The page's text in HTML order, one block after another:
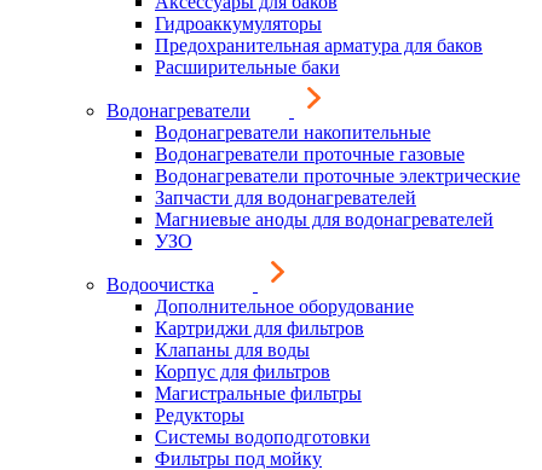
Гидроаккумуляторы
Предохранительная арматура для баков
Расширительные баки
Водонагреватели
Водонагреватели накопительные
Водонагреватели проточные газовые
Водонагреватели проточные электрические
Запчасти для водонагревателей
Магниевые аноды для водонагревателей
УЗО
Водоочистка
Дополнительное оборудование
Картриджи для фильтров
Клапаны для воды
Корпус для фильтров
Магистральные фильтры
Редукторы
Системы водоподготовки
Фильтры под мойку